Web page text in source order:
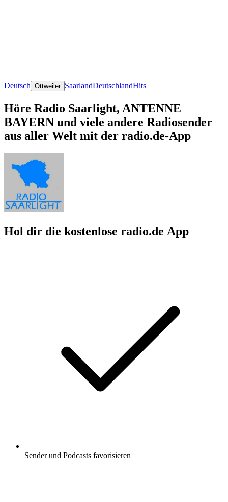
Deutsch Ottweiler SaarlandDeutschlandHits
Höre Radio Saarlight, ANTENNE
BAYERN und viele andere Radiosender
aus aller Welt mit der radio.de-App
Hol dir die kostenlose radio.de App
Sender und Podcasts favorisieren